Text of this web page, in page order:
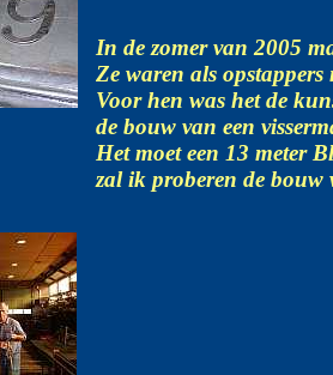
In de zomer van 2005
Ze waren als
Voor hen was het de
de bouw van een
Het moet een 13 meter
zal ik proberen de bouw